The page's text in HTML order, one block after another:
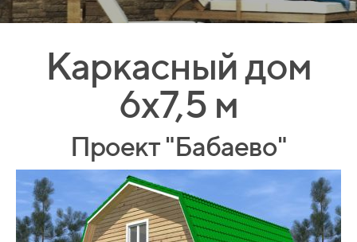
Каркасный дом
6х7,5 м
Проект "Бабаево"